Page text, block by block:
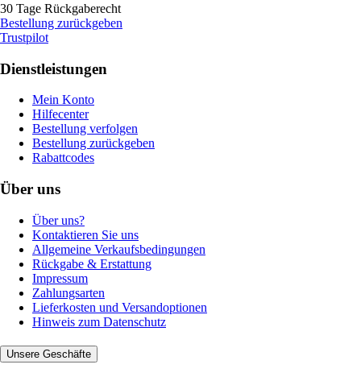
30 Tage Rückgaberecht
Bestellung zurückgeben
Trustpilot
Dienstleistungen
Mein Konto
Hilfecenter
Bestellung verfolgen
Bestellung zurückgeben
Rabattcodes
Über uns
Über uns?
Kontaktieren Sie uns
Allgemeine Verkaufsbedingungen
Rückgabe & Erstattung
Impressum
Zahlungsarten
Lieferkosten und Versandoptionen
Hinweis zum Datenschutz
Unsere Geschäfte